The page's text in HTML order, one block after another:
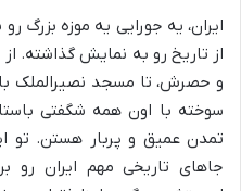
ایران، یه جورایی یه موزه بزرگ
از تاریخ رو به نمایش
و حصرش، تا مسجد نصیرالملک
سوخته با اون همه شگفتی
تمدن عمیق و پربار هستن. تو
جاهای تاریخی مهم ایران رو